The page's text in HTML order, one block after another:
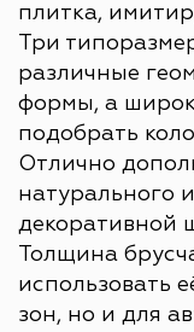
плитка,
Три
различные
формы, а
подобрать
Отлично
натурального
декоративной
Толщина
использовать
зон, но и для